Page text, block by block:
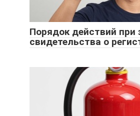
Порядок действий при
свидетельства о